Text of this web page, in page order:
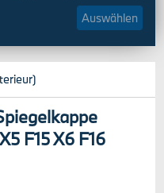
Auswählen
F15 X6 F16